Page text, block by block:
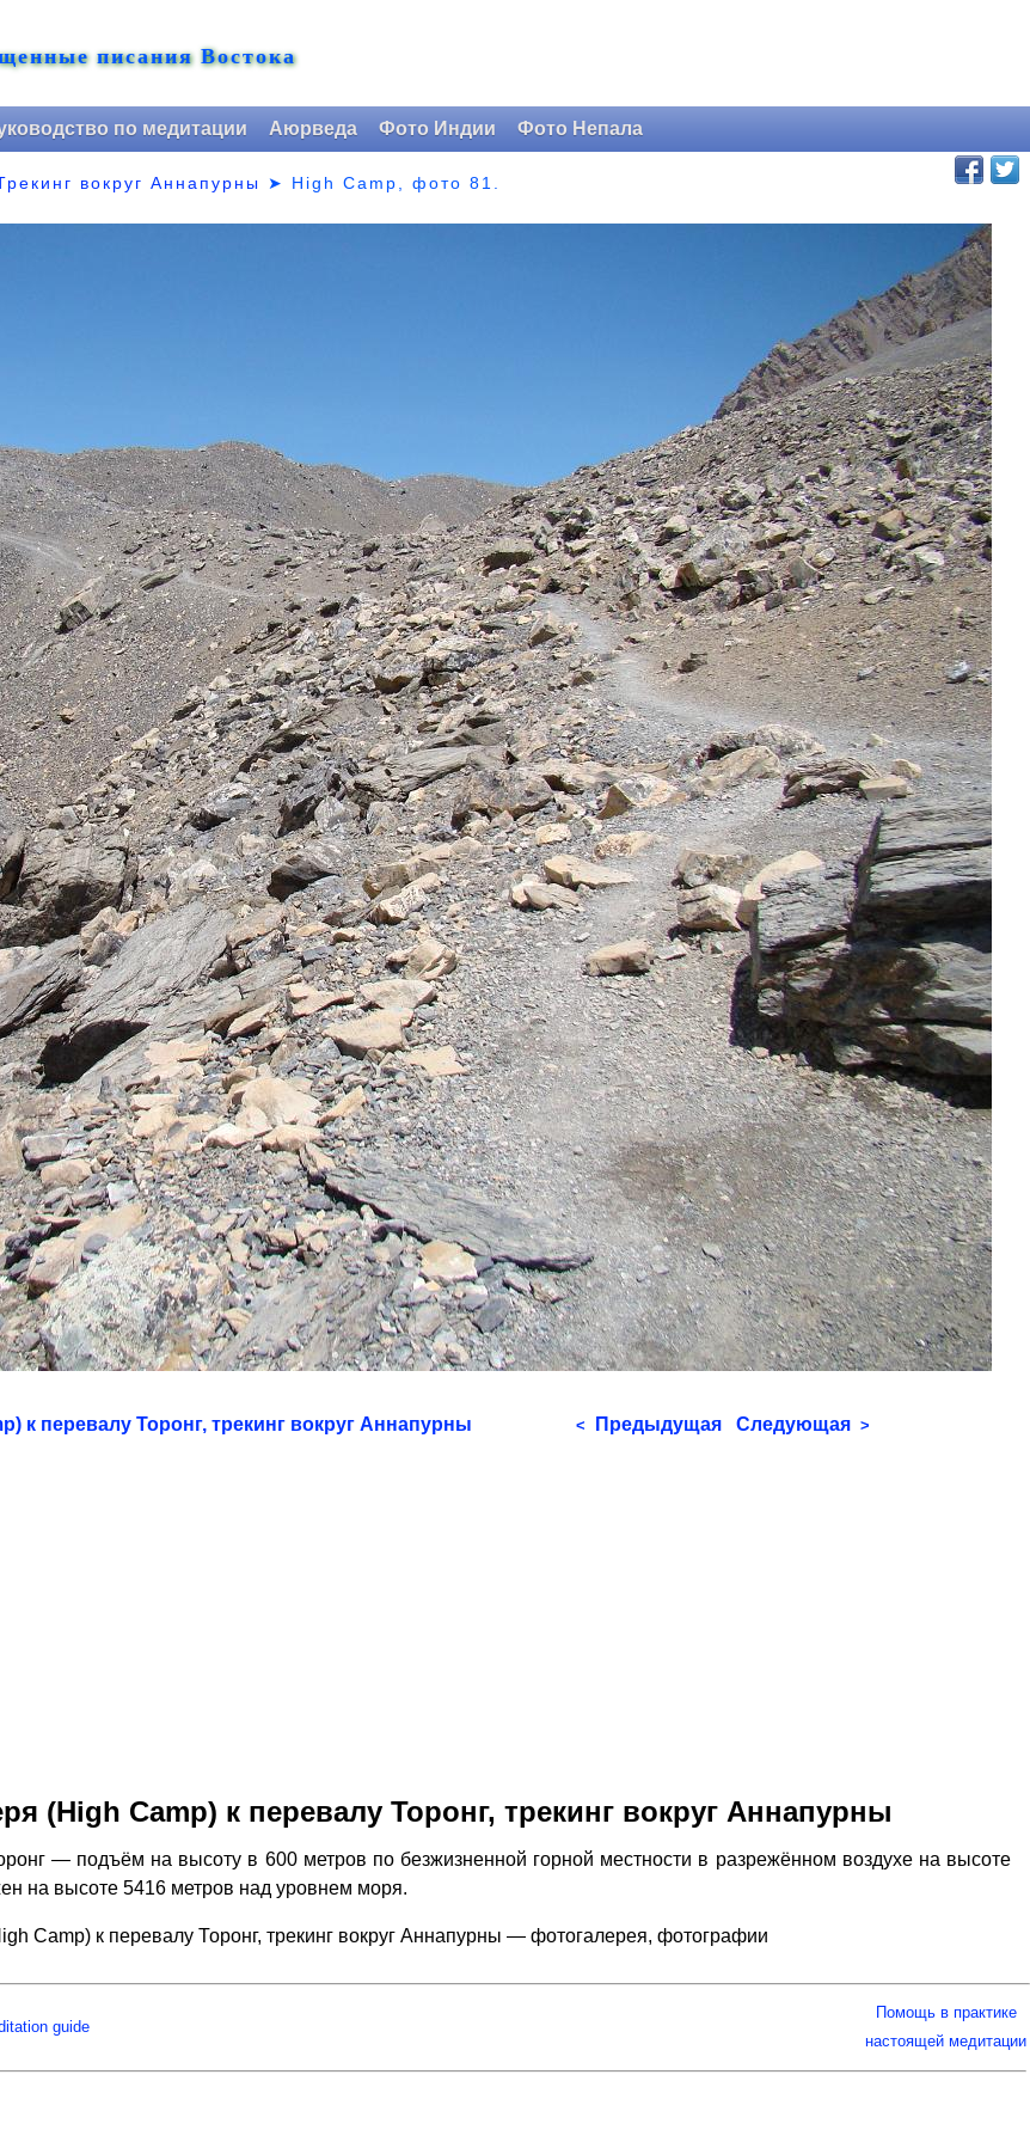
писания Востока
по медитации Аюрведа Фото Индии Фото Непала
вокруг Аннапурны ➤ High Camp,фото 81.
к перевалу Торонг, трекинг вокруг Аннапурны < Предыдущая Следующая >
(High Camp) к перевалу Торонг, трекинг вокруг Аннапурны
— подъём на высоту в 600 метров по безжизненной горной местности в разрежённом воздухе на высоте
на высоте 5416 метров над уровнем моря.
Camp) к перевалу Торонг, трекинг вокруг Аннапурны — фотогалерея, фотографии
guide
Помощь в практике
настоящей медитации